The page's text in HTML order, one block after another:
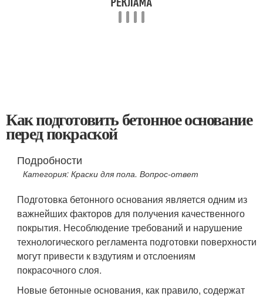
Как подготовить бетонное основание
перед покраской
Подробности
Категория: Краски для пола. Вопрос-ответ
Подготовка бетонного основания является одним из
важнейших факторов для получения качественного
покрытия. Несоблюдение требований и нарушение
технологического регламента подготовки поверхности
могут привести к вздутиям и отслоениям
покрасочного слоя.
Новые бетонные основания, как правило, содержат